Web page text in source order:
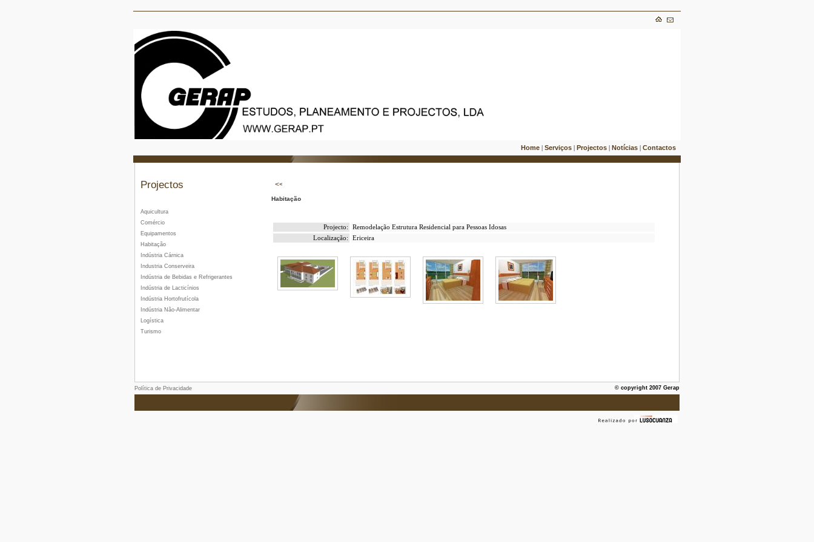
Home Serviços Projectos Notícias Contactos
Projectos
Aquicultura
Comércio
Equipamentos
Habitação
Indústria Cárnica
Industria Conserveira
Indústria de Bebidas e Refrigerantes
Indústria de Lacticínios
Indústria Hortofrutícola
Indústria Não-Alimentar
Logística
Turismo
Habitação
Projecto:
Remodelação Estrutura Residencial para Pessoas Idosas
Localização:
Ericeira
Política de Privacidade © copyright 2007 Gerap